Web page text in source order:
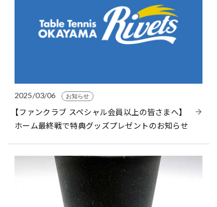
2025/03/06 お知らせ
【ファンクラブ スペシャル会員以上の皆さまへ】
ホーム最終戦で特典グッズプレゼントのお知らせ